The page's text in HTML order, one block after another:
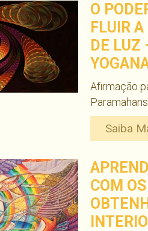
O
FLUIR
DE LUZ
Afirmação
Saiba
COM